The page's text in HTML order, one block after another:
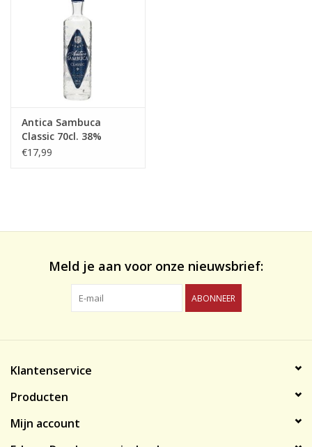
Antica Sambuca
Classic 70cl. 38%
€17,99
Meld je aan voor onze nieuwsbrief:
ABONNEER
Klantenservice
Producten
Mijn account